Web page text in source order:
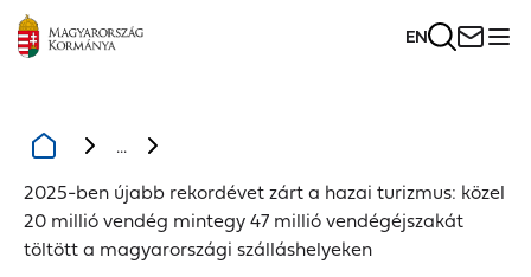
EN
...
2025-ben újabb rekordévet zárt a hazai turizmus: közel
20 millió vendég mintegy 47 millió vendégéjszakát
töltött a magyarországi szálláshelyeken